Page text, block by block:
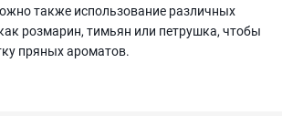
также использование различных
розмарин, тимьян или петрушка, чтобы
пряных ароматов.